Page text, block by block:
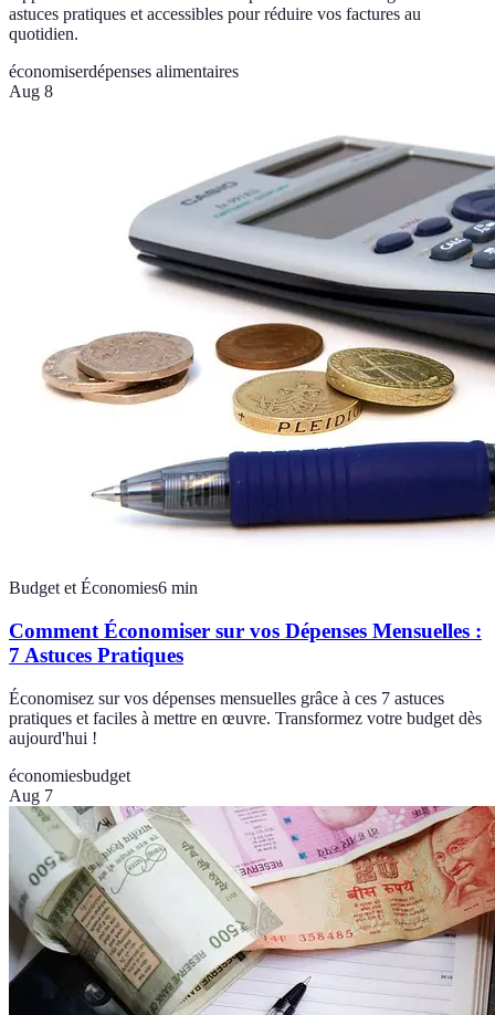
astuces pratiques et accessibles pour réduire vos factures au
quotidien.
économiserdépenses alimentaires
Aug 8
Budget et Économies6 min
Comment Économiser sur vos Dépenses Mensuelles :
7 Astuces Pratiques
Économisez sur vos dépenses mensuelles grâce à ces 7 astuces
pratiques et faciles à mettre en œuvre. Transformez votre budget dès
aujourd'hui !
économiesbudget
Aug 7